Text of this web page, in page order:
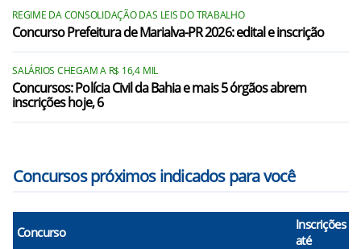
REGIME DA CONSOLIDAÇÃO DAS LEIS DO TRABALHO
Concurso Prefeitura de Marialva-PR 2026: edital e inscrição
SALÁRIOS CHEGAM A R$ 16,4 MIL
Concursos: Polícia Civil da Bahia e mais 5 órgãos abrem
inscrições hoje, 6
Concursos próximos indicados para você
Concurso
Inscrições
até